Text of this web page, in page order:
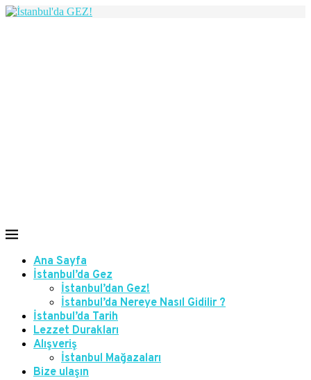
Ana Sayfa
İstanbul’da Gez
İstanbul’dan Gez!
İstanbul’da Nereye Nasıl Gidilir ?
İstanbul’da Tarih
Lezzet Durakları
Alışveriş
İstanbul Mağazaları
Bize ulaşın